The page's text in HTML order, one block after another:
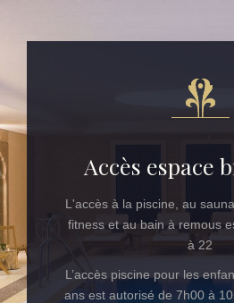
Accès espace
L'accès à la piscine, au
fitness et au bain à remous
à 22
L’accès piscine pour les
ans est autorisé de 7h00 à